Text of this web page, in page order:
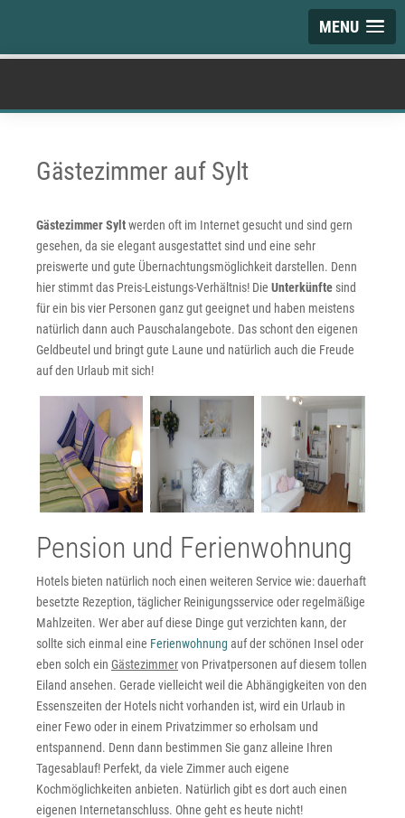
MENU
Gästezimmer auf Sylt
Gästezimmer Syltwerden oft im Internet gesucht und sind gern
gesehen, da sie elegant ausgestattet sind und eine sehr
preiswerte und gute Übernachtungsmöglichkeit darstellen. Denn
hier stimmt das Preis-Leistungs-Verhältnis! Die Unterkünfte sind
für ein bis vier Personen ganz gut geeignet und haben meistens
natürlich dann auch Pauschalangebote. Das schont den eigenen
Geldbeutel und bringt gute Laune und natürlich auch die Freude
auf den Urlaub mit sich!
Pension und Ferienwohnung
Hotels bieten natürlich noch einen weiteren Service wie: dauerhaft
besetzte Rezeption, täglicher Reinigungsservice oder regelmäßige
Mahlzeiten. Wer aber auf diese Dinge gut verzichten kann, der
sollte sich einmal eine Ferienwohnung auf der schönen Insel oder
eben solch ein Gästezimmervon Privatpersonen auf diesem tollen
Eiland ansehen. Gerade vielleicht weil die Abhängigkeiten von den
Essenszeiten der Hotels nicht vorhanden ist, wird ein Urlaub in
einer Fewo oder in einem Privatzimmer so erholsam und
entspannend. Denn dann bestimmen Sie ganz alleine Ihren
Tagesablauf! Perfekt, da viele Zimmer auch eigene
Kochmöglichkeiten anbieten. Natürlich gibt es dort auch einen
eigenen Internetanschluss. Ohne geht es heute nicht!